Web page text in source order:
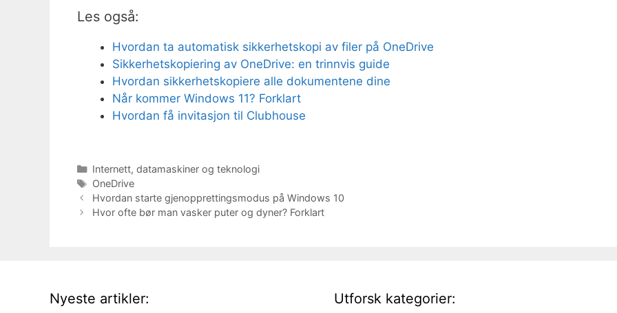
Les også:
Hvordan ta automatisk sikkerhetskopi av filer på OneDrive
Sikkerhetskopiering av OneDrive: en trinnvis guide
Hvordan sikkerhetskopiere alle dokumentene dine
Når kommer Windows 11? Forklart
Hvordan få invitasjon til Clubhouse
Kategorier
Internett, datamaskiner og teknologi
Stikkord
OneDrive
Hvordan starte gjenopprettingsmodus på Windows 10
Hvor ofte bør man vasker puter og dyner? Forklart
Nyeste artikler: Utforsk kategorier: